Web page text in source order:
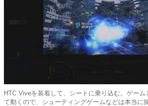
HTC Viveを装着して、シートに乗り込む。ゲーム
て動くので、シューティングゲームなどは本当に